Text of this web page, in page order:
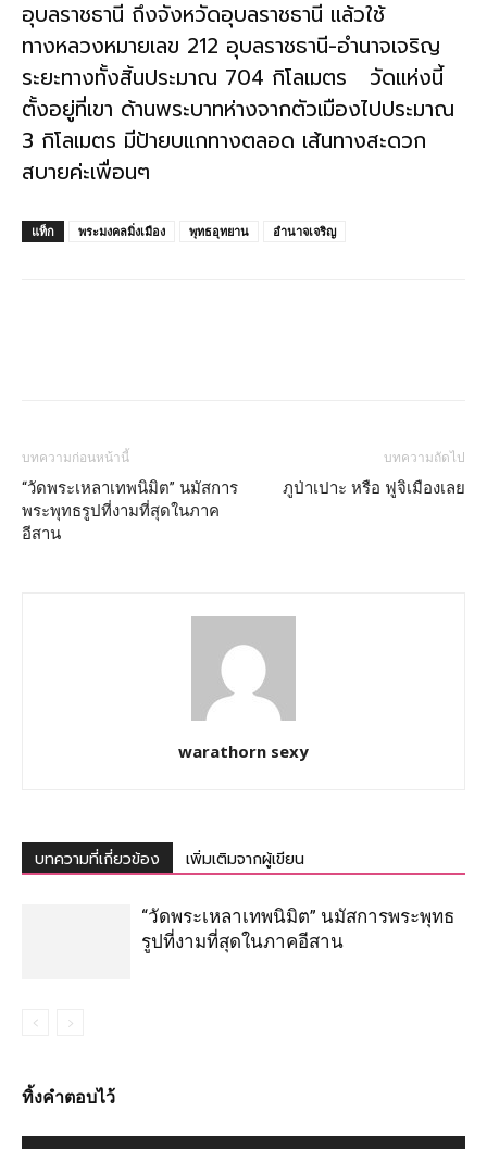
อุบลราชธานี ถึงจังหวัดอุบลราชธานี แล้วใช้
ทางหลวงหมายเลข 212 อุบลราชธานี-อำนาจเจริญ
ระยะทางทั้งสิ้นประมาณ 704 กิโลเมตร วัดแห่งนี้
ตั้งอยู่ที่เขา ด้านพระบาทห่างจากตัวเมืองไปประมาณ
3 กิโลเมตร มีป้ายบแกทางตลอด เส้นทางสะดวก
สบายค่ะเพื่อนๆ
แท็ก พระมงคลมิ่งเมือง พุทธอุทยาน อำนาจเจริญ
บทความก่อนหน้านี้
“วัดพระเหลาเทพนิมิต” นมัสการ
พระพุทธรูปที่งามที่สุดในภาค
อีสาน
บทความถัดไป
ภูป่าเปาะ หรือ ฟูจิเมืองเลย
warathorn sexy
บทความที่เกี่ยวข้อง เพิ่มเติมจากผู้เขียน
“วัดพระเหลาเทพนิมิต” นมัสการพระพุทธ
รูปที่งามที่สุดในภาคอีสาน
ทิ้งคำตอบไว้